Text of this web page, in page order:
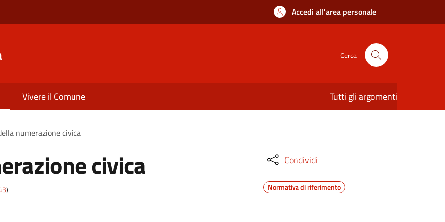
Accedi all'area personale
Cerca
Vivere il Comune Tutti gli argomenti
numerazione civica
civica
)
Condividi
Normativa di riferimento